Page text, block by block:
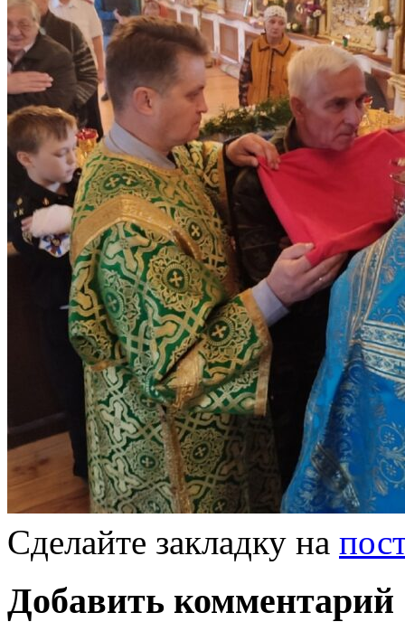
Сделайте закладку на
Добавить комментарий